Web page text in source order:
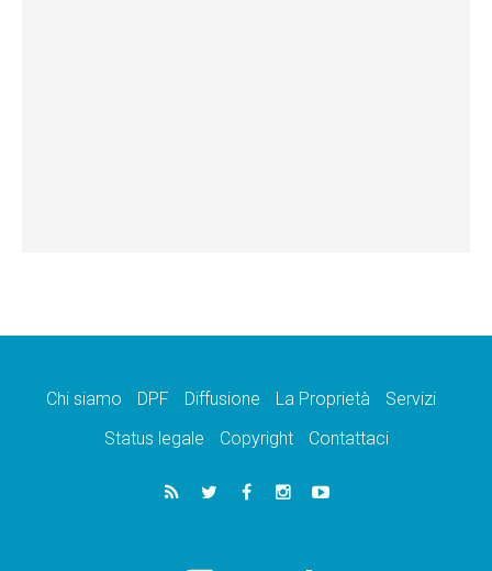
Chi siamo DPF Diffusione La Proprietà
Servizi
Status legale
Copyright Contattaci